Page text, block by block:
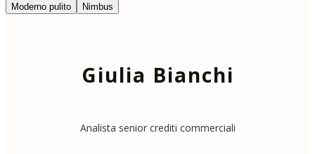
Moderno pulito
Nimbus
Giulia Bianchi
Analista senior crediti commerciali